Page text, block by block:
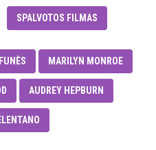
SPALVOTOS FILMAS
MARILYN MONROE
AUDREY HEPBURN